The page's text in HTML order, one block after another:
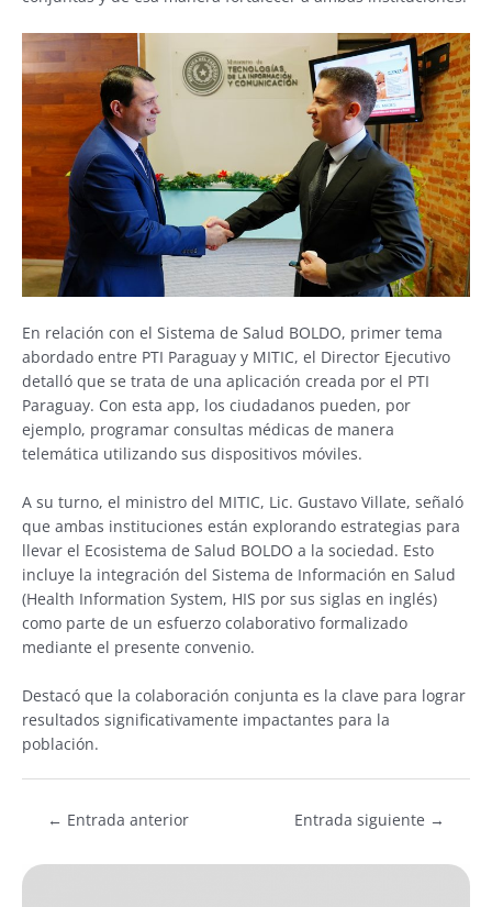
En relación con el Sistema de Salud BOLDO, primer tema
abordado entre PTI Paraguay y MITIC, el Director Ejecutivo
detalló que se trata de una aplicación creada por el PTI
Paraguay. Con esta app, los ciudadanos pueden, por
ejemplo, programar consultas médicas de manera
telemática utilizando sus dispositivos móviles.
A su turno, el ministro del MITIC, Lic. Gustavo Villate, señaló
que ambas instituciones están explorando estrategias para
llevar el Ecosistema de Salud BOLDO a la sociedad. Esto
incluye la integración del Sistema de Información en Salud
(Health Information System, HIS por sus siglas en inglés)
como parte de un esfuerzo colaborativo formalizado
mediante el presente convenio.
Destacó que la colaboración conjunta es la clave para lograr
resultados significativamente impactantes para la
población.
← Entrada anterior Entrada siguiente →